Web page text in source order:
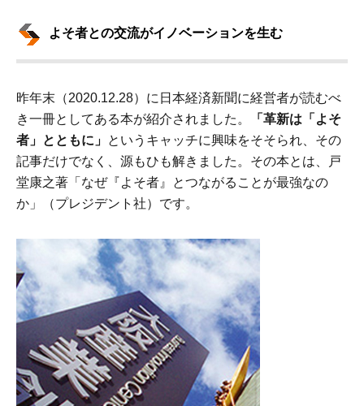
よそ者との交流がイノベーションを生む
昨年末（2020.12.28）に日本経済新聞に経営者が読むべ
き一冊としてある本が紹介されました。
「革新は「よそ
者」とともに」
というキャッチに興味をそそられ、その
記事だけでなく、源もひも解きました。その本とは、戸
堂康之著「なぜ『よそ者』とつながることが最強なの
か」（プレジデント社）です。